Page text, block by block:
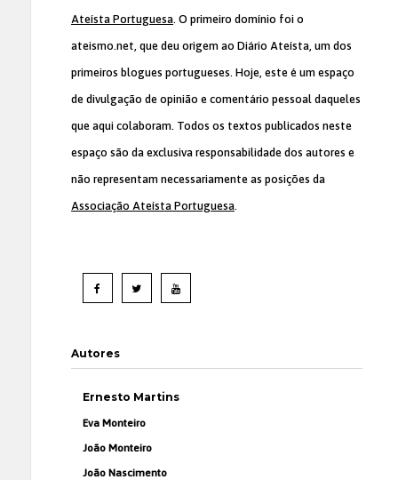
Ateísta Portuguesa. O primeiro domínio foi o
ateismo.net, que deu origem ao Diário Ateísta, um dos
primeiros blogues portugueses. Hoje, este é um espaço
de divulgação de opinião e comentário pessoal daqueles
que aqui colaboram. Todos os textos publicados neste
espaço são da exclusiva responsabilidade dos autores e
não representam necessariamente as posições da
Associação Ateísta Portuguesa.
Autores
Ernesto Martins
Eva Monteiro
João Monteiro
João Nascimento